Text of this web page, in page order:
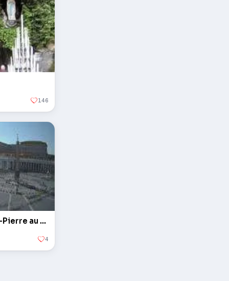
146
L'obélisque sur la Place Saint-Pierre au Vatican
4